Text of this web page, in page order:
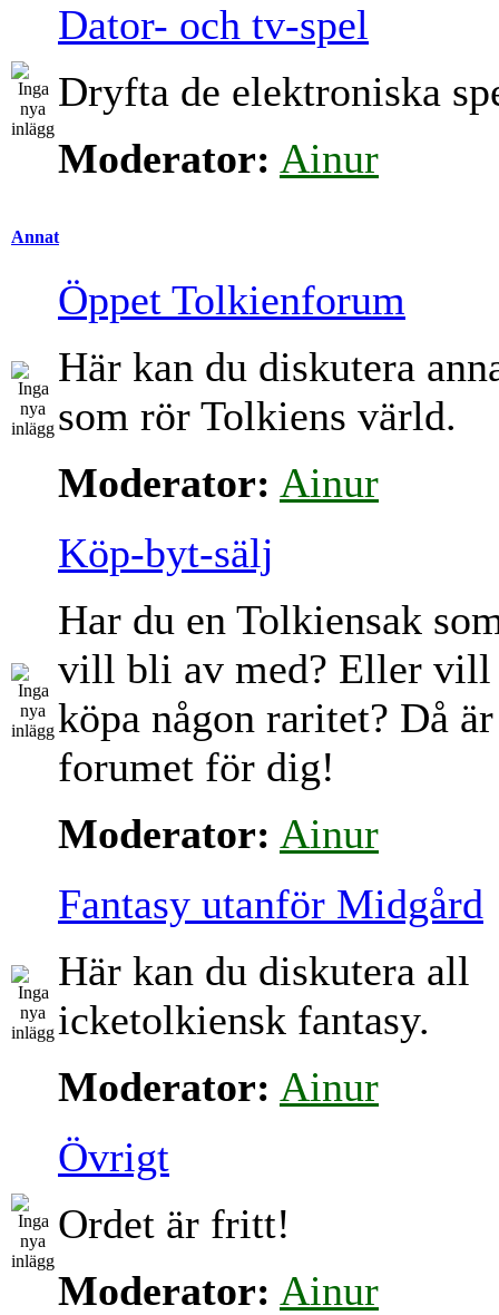
Dator- och tv-spel
Dryfta de elektroniska
Moderator: Ainur
Annat
Öppet Tolkienforum
Här kan du diskutera
som rör Tolkiens värld.
Moderator: Ainur
Köp-byt-sälj
Har du en Tolkiensak
vill bli av med? Eller vill
köpa någon raritet? Då
forumet för dig!
Moderator: Ainur
Fantasy utanför Midgård
Här kan du diskutera all
icketolkiensk fantasy.
Moderator: Ainur
Övrigt
Ordet är fritt!
Moderator: Ainur